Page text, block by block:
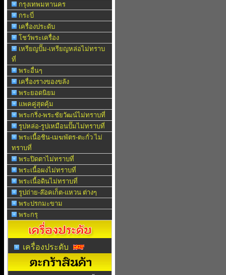
กรุงเทพมหานคร
กระบี่
เครื่องประดับ
โชว์พระเครื่อง
เหรียญปั๊ม-เหรียญหล่อไม่ทราบ
ที่
พระอื่นๆ
เครื่องรางของขลัง
พระยอดนิยม
แพคคู่สุดคุ้ม
พระกริ่ง-พระชัยวัฒน์ไม่ทราบที่
รูปหล่อ-รูปเหมือนปั๊มไม่ทราบที่
พระเนื้อชิน-เมฆพัตร-ตะกั่ว ไม่
ทราบที่
พระปิดตาไม่ทราบที่
พระเนื้อผงไม่ทราบที่
พระเนื้อดินไม่ทราบที่
รูปถ่าย-ล๊อคเก็ต-แหวน ต่างๆ
พระปรกมะขาม
พระกรุ
เครื่องประดับ